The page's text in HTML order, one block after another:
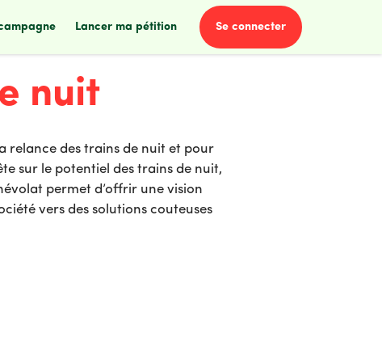
lancer ma pétition se connecter
nuit
relance des trains de nuit et pour
sur le potentiel des trains de nuit,
permet d’offrir une vision
vers des solutions couteuses